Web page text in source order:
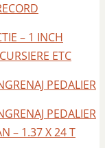
– 1 INCH
ETC
PEDALIER
PEDALIER
– 1.37 X 24 T